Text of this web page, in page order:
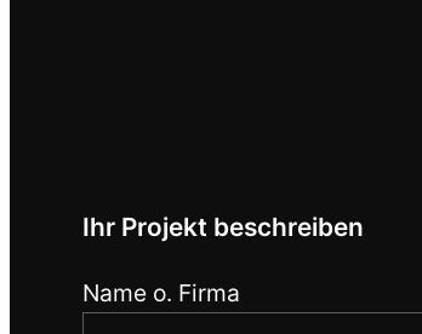
Ihr Projekt beschreiben
Name o. Firma